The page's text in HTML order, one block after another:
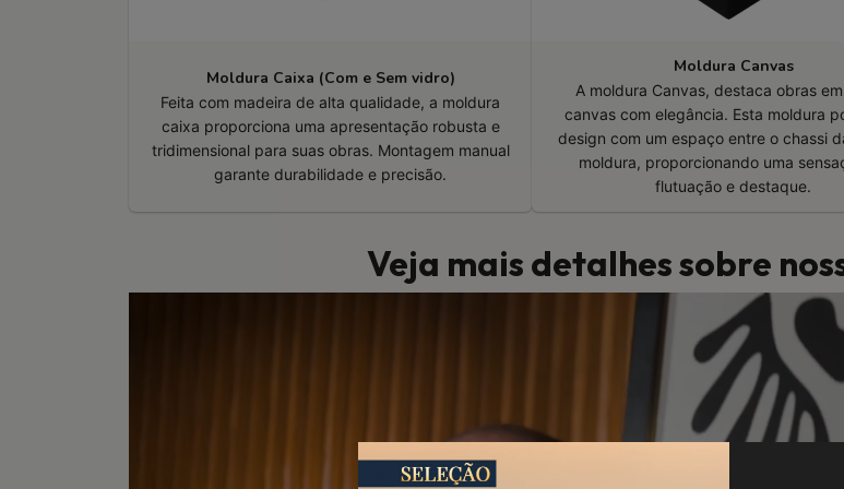
Moldura Caixa (Com e Sem vidro)
Feita com madeira de alta qualidade, a moldura
caixa proporciona uma apresentação robusta e
tridimensional para suas obras. Montagem manual
garante durabilidade e precisão.
Moldura Canvas
A moldura Canvas, destaca obras
canvas com elegância. Esta moldura
design com um espaço entre o chassi
moldura, proporcionando uma
flutuação e destaque.
Veja mais detalhes sobre